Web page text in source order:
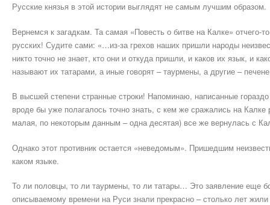
Русские князья в этой истории выглядят не самым лучшим образом.
Вернемся к загадкам. Та самая «Повесть о битве на Калке» отчего-
русских! Судите сами: «…из-за грехов наших пришли народы
никто точно не знает, кто они и откуда пришли, и каков их язык, и
называют их татарами, а иные говорят – таурмены, а другие –
В высшей степени странные строки! Напоминаю, написанные
вроде бы уже полагалось точно знать, с кем же сражались на Калке
малая, по некоторым данным – одна десятая) все же вернулась с
Однако этот противник остается «неведомым». Пришедшим
каком языке.
То ли половцы, то ли таурмены, то ли татары… Это заявление еще
описываемому времени на Руси знали прекрасно – столько лет